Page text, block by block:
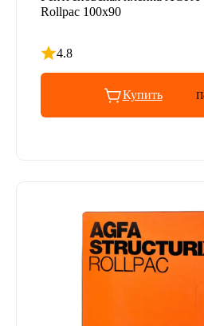
Rollpac 100x90
4.8
Рейтинг 4.8 из 5
Купить